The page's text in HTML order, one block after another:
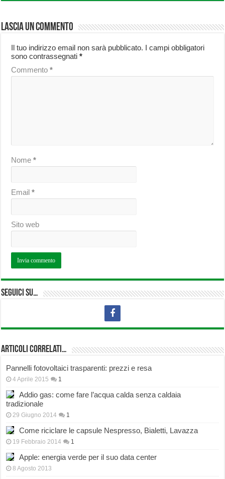
Lascia un commento
Il tuo indirizzo email non sarà pubblicato. I campi obbligatori
sono contrassegnati*
Commento*
Nome*
Email*
Sito web
Seguici su…
Articoli correlati…
Pannelli fotovoltaici trasparenti: prezzi e resa
4 Aprile 2015 1
Addio gas: come fare l’acqua calda senza caldaia
tradizionale
29 Giugno 2014 1
Come riciclare le capsule Nespresso, Bialetti, Lavazza
19 Febbraio 2014 1
Apple: energia verde per il suo data center
8 Agosto 2013